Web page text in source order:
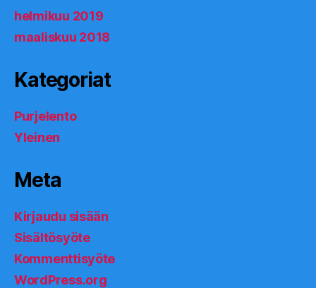
helmikuu 2019
maaliskuu 2018
Kategoriat
Purjelento
Yleinen
Meta
Kirjaudu sisään
Sisältösyöte
Kommenttisyöte
WordPress.org